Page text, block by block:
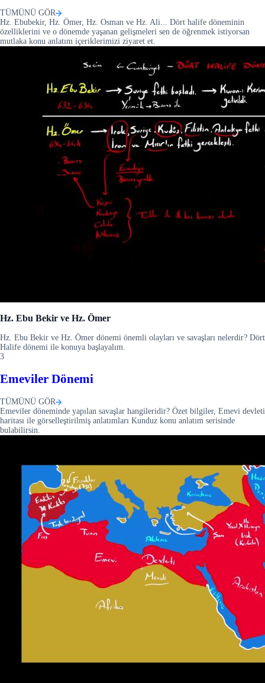
TÜMÜNÜ GÖR
Hz. Ebubekir, Hz. Ömer, Hz. Osman ve Hz. Ali... Dört halife döneminin
özelliklerini ve o dönemde yaşanan gelişmeleri sen de öğrenmek istiyorsan
mutlaka konu anlatım içeriklerimizi ziyaret et.
Hz. Ebu Bekir ve Hz. Ömer
Hz. Ebu Bekir ve Hz. Ömer dönemi önemli olayları ve savaşları nelerdir? Dört
Halife dönemi ile konuya başlayalım.
3
Emeviler Dönemi
TÜMÜNÜ GÖR
Emeviler döneminde yapılan savaşlar hangileridir? Özet bilgiler, Emevi devleti
haritası ile görselleştirilmiş anlatımları Kunduz konu anlatım serisinde
bulabilirsin.